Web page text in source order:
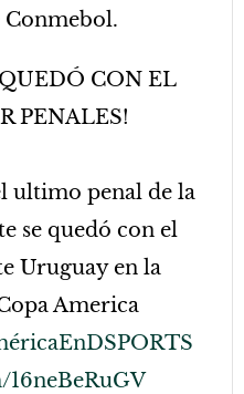
CON EL
PENALES!
ultimo penal de la
se quedó con el
Uruguay en la
America